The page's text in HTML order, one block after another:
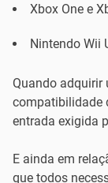
Xbox One e
Nintendo Wii
Quando adquirir
compatibilidade
entrada exigida
E ainda em
que todos